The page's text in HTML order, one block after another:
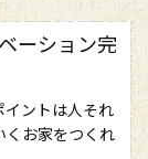
ーション完
イントは人それ
くお家をつくれ